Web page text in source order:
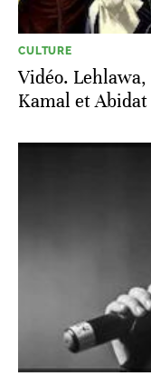
CULTURE
Vidéo.
Kamal et Abidat